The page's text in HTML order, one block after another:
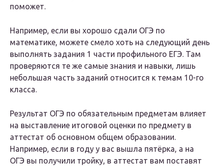
поможет.
Например, если вы хорошо сдали ОГЭ по
математике, можете смело хоть на следующий день
выполнять задания 1 части профильного ЕГЭ. Там
проверяются те же самые знания и навыки, лишь
небольшая часть заданий относится к темам 10-го
класса.
Результат ОГЭ по обязательным предметам влияет
на выставление итоговой оценки по предмету в
аттестат об основном общем образовании.
Например, если в году у вас вышла пятёрка, а на
ОГЭ вы получили тройку, в аттестат вам поставят